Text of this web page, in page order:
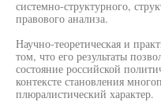
системно-структурного,
правового анализа.
Научно-теоретическая и
том, что его результаты
состояние российской
контексте становления
плюралистический характер.